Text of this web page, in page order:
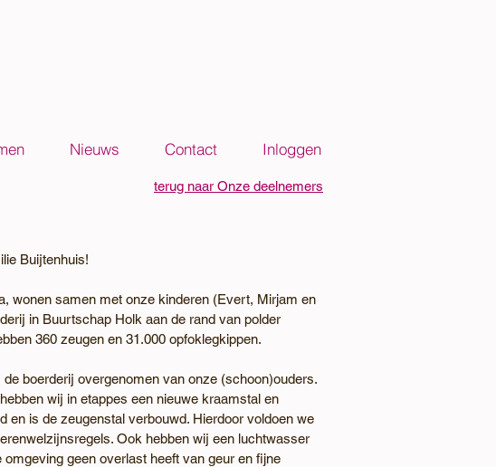
terug naar Onze deelnemers
Buijtenhuis!
wonen samen met onze kinderen (Evert, Mirjam en
in Buurtschap Holk aan de rand van polder
360 zeugen en 31.000 opfoklegkippen.
de boerderij overgenomen van onze (schoon)ouders.
wij in etappes een nieuwe kraamstal en
en is de zeugenstal verbouwd. Hierdoor voldoen we
Ook hebben wij een luchtwasser
omgeving geen overlast heeft van geur en fijne
Nieuws Contact Inloggen